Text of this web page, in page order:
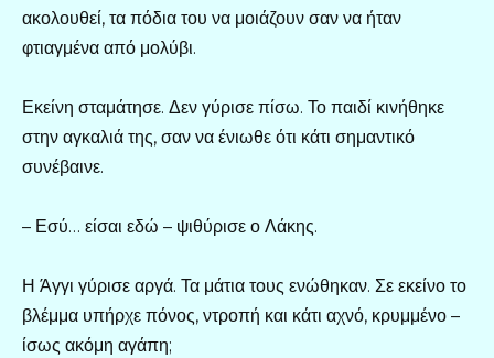
ακολουθεί, τα πόδια του να μοιάζουν σαν να ήταν
φτιαγμένα από μολύβι.
Εκείνη σταμάτησε. Δεν γύρισε πίσω. Το παιδί κινήθηκε
στην αγκαλιά της, σαν να ένιωθε ότι κάτι σημαντικό
συνέβαινε.
– Εσύ… είσαι εδώ – ψιθύρισε ο Λάκης.
Η Άγγι γύρισε αργά. Τα μάτια τους ενώθηκαν. Σε εκείνο το
βλέμμα υπήρχε πόνος, ντροπή και κάτι αχνό, κρυμμένο –
ίσως ακόμη αγάπη;